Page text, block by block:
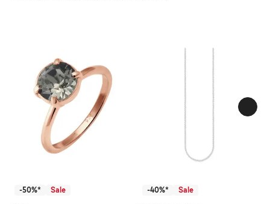
-50%* Sale -40%* Sale